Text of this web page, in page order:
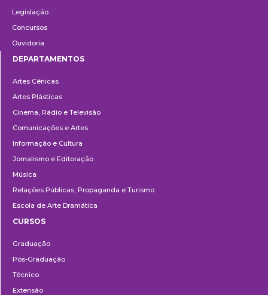
Legislação
Concursos
Ouvidoria
DEPARTAMENTOS
Artes Cênicas
Artes Plásticas
Cinema, Rádio e Televisão
Comunicações e Artes
Informação e Cultura
Jornalismo e Editoração
Música
Relações Públicas, Propaganda e Turismo
Escola de Arte Dramática
CURSOS
Graduação
Pós-Graduação
Técnico
Extensão